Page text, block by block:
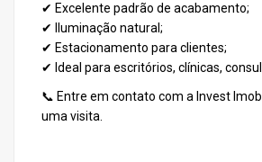
✔ Excelente padrão de acabamento;
✔ Iluminação natural;
✔ Estacionamento para clientes;
✔ Ideal para escritórios, clínicas,
📞 Entre em contato com a Invest
uma visita.